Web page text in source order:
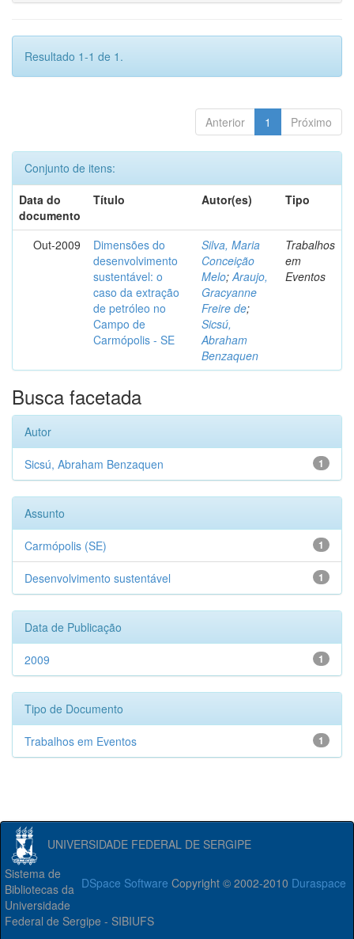
Resultado 1-1 de 1.
Anterior 1 Próximo
Conjunto de itens:
Data do
documento
Título Autor(es) Tipo
Out-2009
Dimensões do
desenvolvimento
sustentável: o
caso da extração
de petróleo no
Campo de
Carmópolis - SE
Silva, Maria
Conceição
Melo;Araujo,
Gracyanne
Freire de;
Sicsú,
Abraham
Benzaquen
Trabalhos
em
Eventos
Busca facetada
Autor
1
Sicsú, Abraham Benzaquen
Assunto
1
Carmópolis (SE)
1
Desenvolvimento sustentável
Data de Publicação
1
2009
Tipo de Documento
1
Trabalhos em Eventos
UNIVERSIDADE FEDERAL DE SERGIPE
DSpace Software Copyright © 2002-2010 Duraspace
Sistema de
Bibliotecas da
Universidade
Federal de Sergipe - SIBIUFS